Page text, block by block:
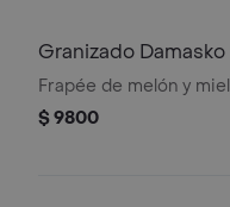
Granizado Damasko
Frapée de melón y miel
$ 9800